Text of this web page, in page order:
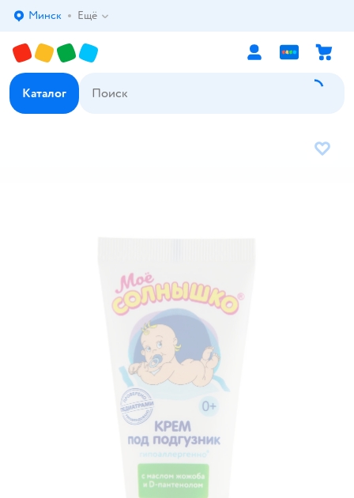
Выбор адреса доставки.
Минск Ещё
Каталог
В